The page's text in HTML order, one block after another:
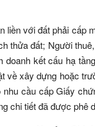
liền với đất phải cấp
thửa đất; Người
doanh kết cấu hạ
về xây dựng hoặc
cầu cấp Giấy
chi tiết đã được phê